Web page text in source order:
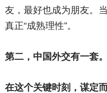
友，最好也成为朋友。
真正“成熟理性”。
第二， 中国外交有一套。
在这个关键时刻，谋定